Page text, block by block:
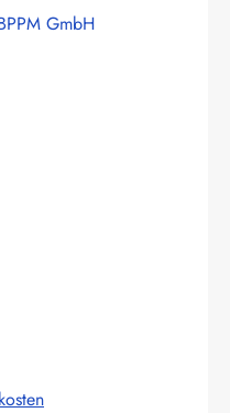
GmbH